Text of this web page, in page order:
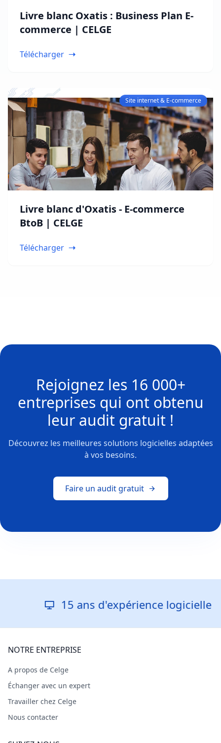
Livre blanc Oxatis : Business Plan E-
commerce | CELGE
Télécharger
Site internet & E-commerce
Livre blanc d'Oxatis - E-commerce
BtoB | CELGE
Télécharger
Rejoignez les 16 000+
entreprises qui ont obtenu
leur audit gratuit !
Découvrez les meilleures solutions logicielles adaptées
à vos besoins.
Faire un audit gratuit
15 ans d'expérience logicielle
NOTRE ENTREPRISE
A propos de Celge
Échanger avec un expert
Travailler chez Celge
Nous contacter